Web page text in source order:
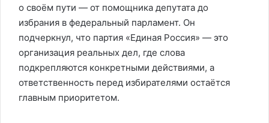
о своём пути — от помощника депутата до
избрания в федеральный парламент. Он
подчеркнул, что партия «Единая Россия» — это
организация реальных дел, где слова
подкрепляются конкретными действиями, а
ответственность перед избирателями остаётся
главным приоритетом.